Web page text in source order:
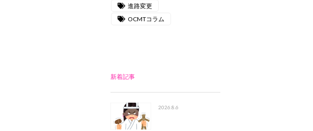
進路変更
OCMTコラム
新着記事
2026.8.6